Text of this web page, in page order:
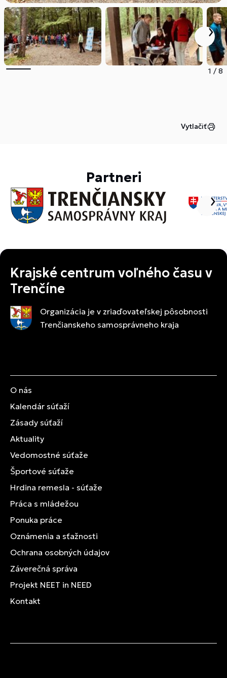
1 /8
Vytlačiť
Partneri
Krajské centrum voľného času v
Trenčíne
Organizácia je v zriaďovateľskej pôsobnosti
Trenčianskeho samosprávneho kraja
O nás
Kalendár súťaží
Zásady súťaží
Aktuality
Vedomostné súťaže
Športové súťaže
Hrdina remesla - súťaže
Práca s mládežou
Ponuka práce
Oznámenia a sťažnosti
Ochrana osobných údajov
Záverečná správa
Projekt NEET in NEED
Kontakt